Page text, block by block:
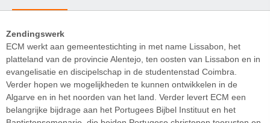
Zendingswerk
ECM werkt aan gemeentestichting in met name Lissabon, het
platteland van de provincie Alentejo, ten oosten van Lissabon en in
evangelisatie en discipelschap in de studentenstad Coimbra.
Verder hopen we mogelijkheden te kunnen ontwikkelen in de
Algarve en in het noorden van het land. Verder levert ECM een
belangrijke bijdrage aan het Portugees Bijbel Instituut en het